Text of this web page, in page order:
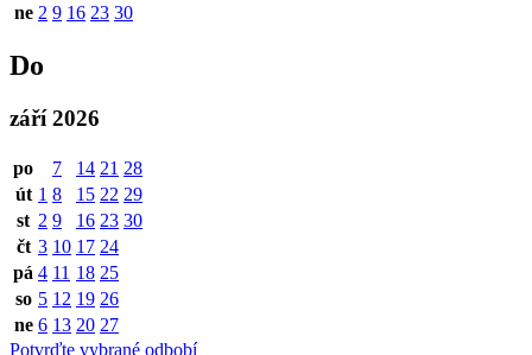
ne 2 9 16 23 30
Do
září 2026
po 7 14 21 28
út 1 8 15 22 29
st 2 9 16 23 30
čt 3 10 17 24
pá 4 11 18 25
so 5 12 19 26
ne 6 13 20 27
Potvrďte vybrané odbobí